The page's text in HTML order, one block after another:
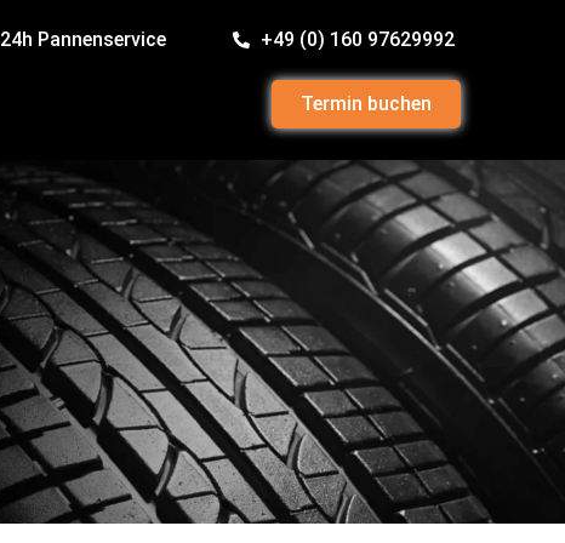
24h Pannenservice +49 (0) 160 97629992
Termin buchen